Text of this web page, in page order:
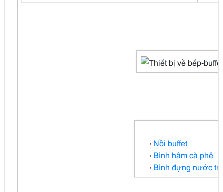
· Nồi buffet
· Bình hâm cà phê
· Bình đựng nước